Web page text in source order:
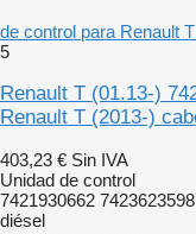
de control para Renault
5
Renault T (01.13-)
Renault T (2013-)
403,23 € Sin IVA
Unidad de control
7421930662
diésel